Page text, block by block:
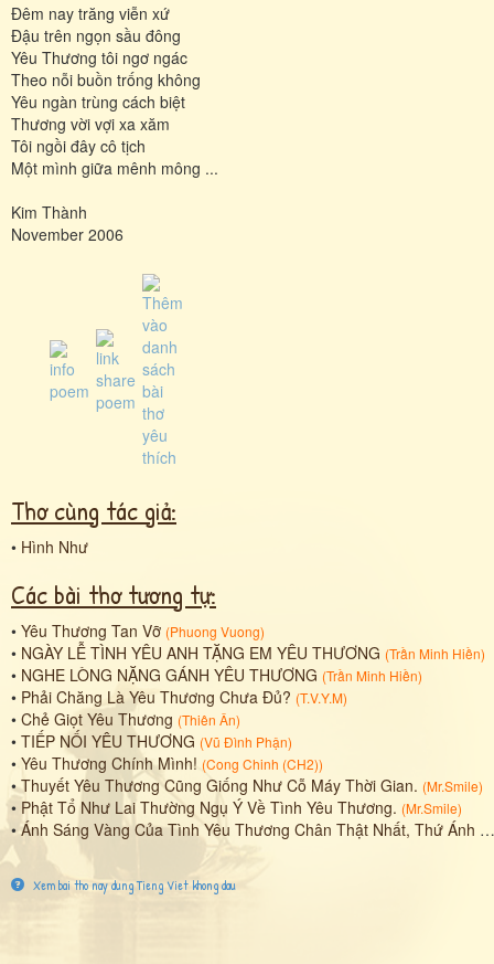
Đêm nay trăng viễn xứ
Đậu trên ngọn sầu đông
Yêu Thương tôi ngơ ngác
Theo nỗi buồn trống không
Yêu ngàn trùng cách biệt
Thương vời vợi xa xăm
Tôi ngồi đây cô tịch
Một mình giữa mênh mông ...
Kim Thành
November 2006
Thơ cùng tác giả:
• Hình Như
Các bài thơ tương tự:
• Yêu Thương Tan Vỡ (Phuong Vuong)
• NGÀY LỄ TÌNH YÊU ANH TẶNG EM YÊU THƯƠNG (Trần Minh Hiền)
• NGHE LÒNG NẶNG GÁNH YÊU THƯƠNG (Trần Minh Hiền)
• Phải Chăng Là Yêu Thương Chưa Đủ? (T.V.Y.M)
• Chẻ Giọt Yêu Thương (Thiên Ân)
• TIẾP NỐI YÊU THƯƠNG (Vũ Đình Phận)
• Yêu Thương Chính Mình! (Cong Chinh (CH2))
•Thuyết Yêu Thương Cũng Giống Như Cỗ Máy Thời Gian. (Mr.Smile)
• Phật Tổ Như Lai Thường Ngụ Ý Về Tình Yêu Thương. (Mr.Smile)
•Ánh Sáng Vàng Của Tình Yêu Thương Chân Thật Nhất, Thứ Ánh Sáng Này Được Phật Giáo Tôn Thờ.
Xem bai tho nay dung Tieng Viet khong dau